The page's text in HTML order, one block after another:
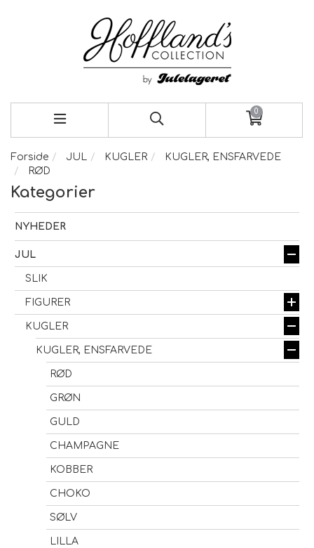
0
Forside JUL KUGLER
KUGLER, ENSFARVEDE
RØD
Kategorier
NYHEDER
JUL
SLIK
FIGURER
KUGLER
KUGLER, ENSFARVEDE
RØD
GRØN
GULD
CHAMPAGNE
KOBBER
CHOKO
SØLV
LILLA